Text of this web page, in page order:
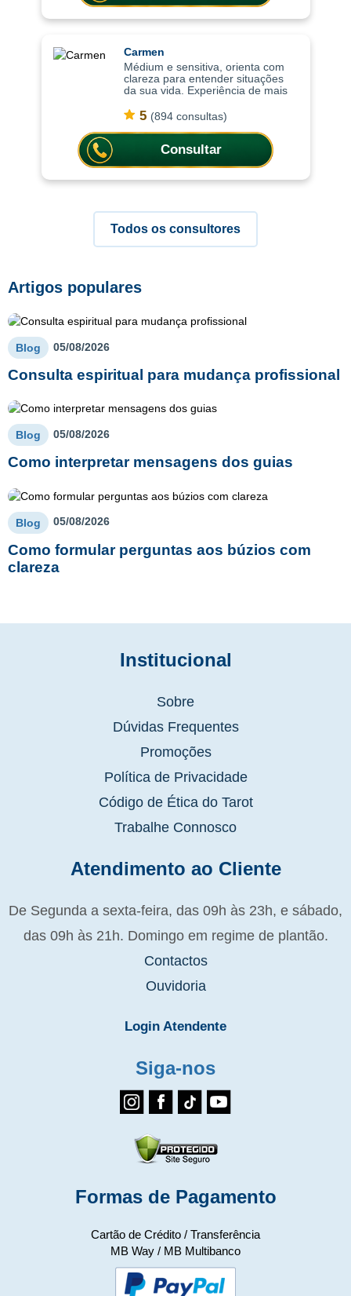
Carmen
Médium e sensitiva, orienta com
clareza para entender situações
da sua vida. Experiência de mais
práticas espirituais, as consultas
ajudam a compreender situações c
5 (894 consultas)
Consultar
Todos os consultores
Artigos populares
Blog 05/08/2026
Consulta espiritual para mudança profissional
Blog 05/08/2026
Como interpretar mensagens dos guias
Blog 05/08/2026
Como formular perguntas aos búzios com
clareza
Institucional
Sobre
Dúvidas Frequentes
Promoções
Política de Privacidade
Código de Ética do Tarot
Trabalhe Connosco
Atendimento ao Cliente
De Segunda a sexta-feira, das 09h às 23h, e sábado,
das 09h às 21h. Domingo em regime de plantão.
Contactos
Ouvidoria
Login Atendente
Siga-nos
Formas de Pagamento
Cartão de Crédito / Transferência
MB Way / MB Multibanco